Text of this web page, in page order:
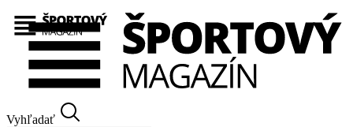
Preskočiť
na
obsah
Vyhľadať